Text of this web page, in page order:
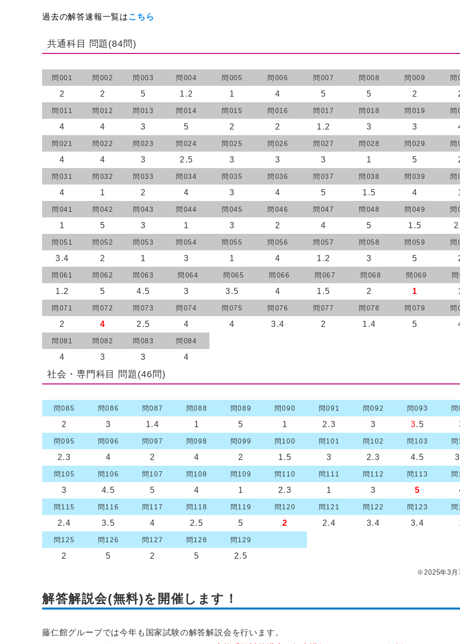
過去の解答速報一覧はこちら
共通科目 問題(84問)
問001 問002 問003 問004 問005 問006 問007 問008 問009 問
2 2 5 1.2 1 4 5 5 2
問011 問012 問013 問014 問015 問016 問017 問018 問019 問
4 4 3 5 2 2 1.2 3 3
問021 問022 問023 問024 問025 問026 問027 問028 問029 問
4 4 3 2.5 3 3 3 1 5
問031 問032 問033 問034 問035 問036 問037 問038 問039 問
4 1 2 4 3 4 5 1.5 4
問041 問042 問043 問044 問045 問046 問047 問048 問049 問
1 5 3 1 3 2 4 5 1.5
問051 問052 問053 問054 問055 問056 問057 問058 問059 問
3.4 2 1 3 1 4 1.2 3 5
問061 問062 問063 問064 問065 問066 問067 問068 問069
1.2 5 4.5 3 3.5 4 1.5 2 1
問071 問072 問073 問074 問075 問076 問077 問078 問079 問
2 4 2.5 4 4 3.4 2 1.4 5
問081 問082 問083 問084
4 3 3 4
社会・専門科目 問題(46問)
問085 問086 問087 問088 問089 問090 問091 問092 問093
2 3 1.4 1 5 1 2.3 3 3.5
問095 問096 問097 問098 問099 問100 問101 問102 問103
2.3 4 2 4 2 1.5 3 2.3 4.5
問105 問106 問107 問108 問109 問110 問111 問112 問113
3 4.5 5 4 1 2.3 1 3 5
問115 問116 問117 問118 問119 問120 問121 問122 問123
2.4 3.5 4 2.5 5 2 2.4 3.4 3.4
問125 問126 問127 問128 問129
2 5 2 5 2.5
※2025年3月
解答解説会(無料)を開催します！
藤仁館グループでは今年も国家試験の解答解説会を行います。